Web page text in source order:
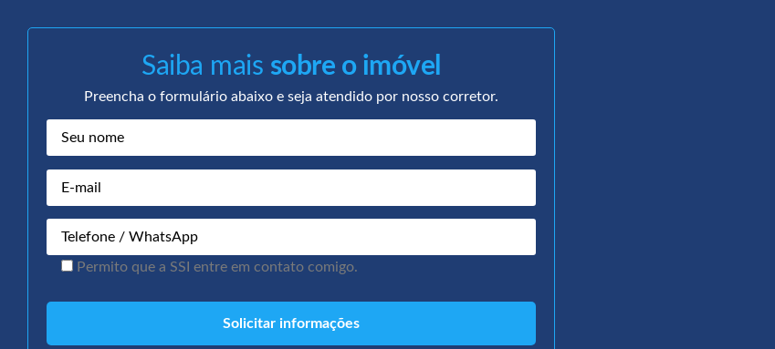
Saiba mais sobre o imóvel
Preencha o formulário abaixo e seja atendido por nosso corretor.
Permito que a SSI entre em contato comigo.